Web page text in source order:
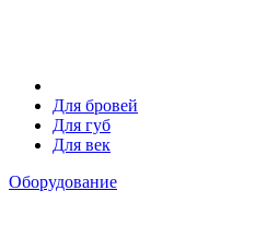
Для бровей
Для губ
Для век
Оборудование